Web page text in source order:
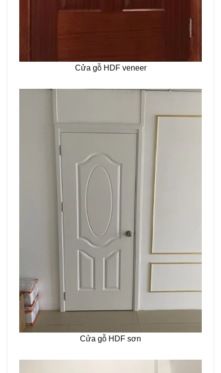
Cửa gỗ HDF veneer
Cửa gỗ HDF sơn